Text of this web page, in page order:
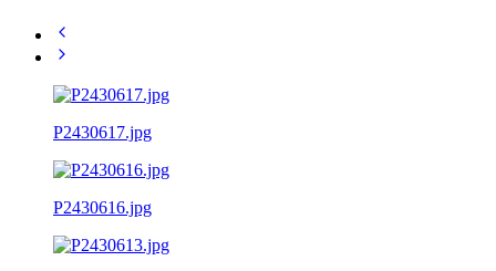
P2430617.jpg
P2430616.jpg